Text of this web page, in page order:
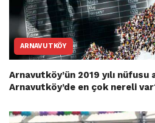
ARNAVUTKÖY
Arnavutköy’ün 2019 yılı nüfusu
Arnavutköy’de en çok nereli